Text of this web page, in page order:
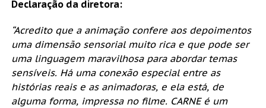
Declaração da diretora:
“Acredito que a animação confere aos depoimentos
uma dimensão sensorial muito rica e que pode ser
uma linguagem maravilhosa para abordar temas
sensíveis. Há uma conexão especial entre as
histórias reais e as animadoras, e ela está, de
alguma forma, impressa no filme. CARNE é um